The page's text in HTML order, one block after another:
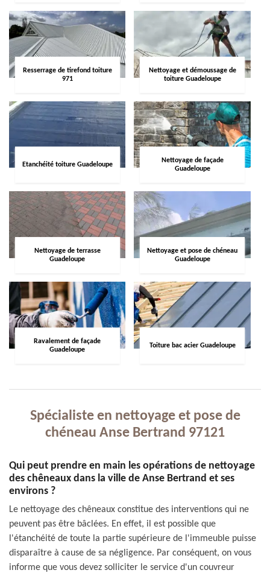
Resserrage de tirefond toiture
971
Nettoyage et démoussage de
toiture Guadeloupe
Etanchéité toiture Guadeloupe
Nettoyage de façade
Guadeloupe
Nettoyage de terrasse
Guadeloupe
Nettoyage et pose de chéneau
Guadeloupe
Ravalement de façade
Guadeloupe
Toiture bac acier Guadeloupe
Spécialiste en nettoyage et pose de
chéneau Anse Bertrand 97121
Qui peut prendre en main les opérations de nettoyage
des chêneaux dans la ville de Anse Bertrand et ses
environs ?
Le nettoyage des chêneaux constitue des interventions qui ne
peuvent pas être bâclées. En effet, il est possible que
l'étanchéité de toute la partie supérieure de l'immeuble puisse
disparaître à cause de sa négligence. Par conséquent, on vous
informe que vous devez solliciter le service d'un couvreur